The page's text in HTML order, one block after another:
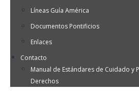
Líneas Guía América
Documentos Pontificios
Enlaces
Contacto
Manual de Estándares de Cuidado y
Derechos